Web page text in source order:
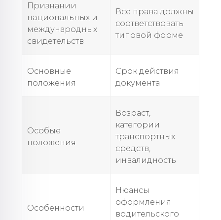
Признании
национальных и
международных
свидетельств
Все права должны
соответствовать
типовой форме
Основные
положения
Срок действия
документа
Особые
положения
Возраст,
категории
транспортных
средств,
инвалидность
Особенности
Нюансы
оформления
водительского